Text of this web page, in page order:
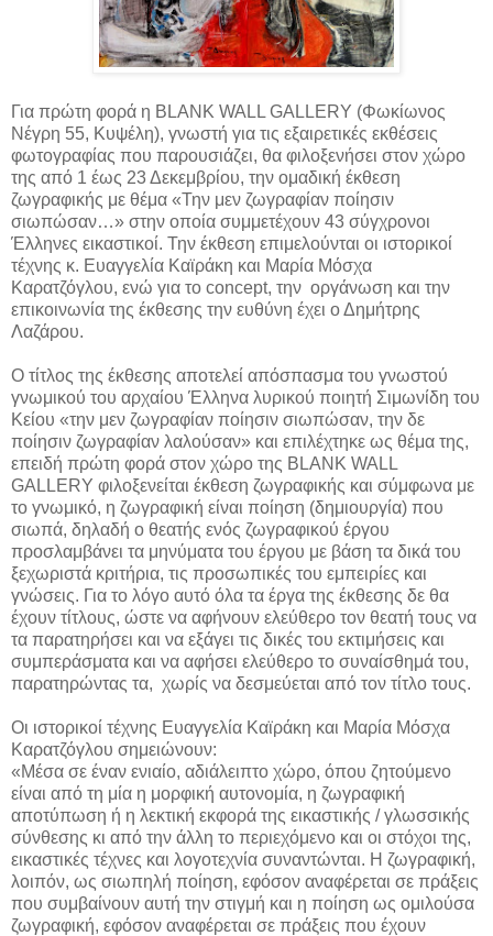
Για πρώτη φορά η BLANK WALL GALLERY (Φωκίωνος
Νέγρη 55, Κυψέλη), γνωστή για τις εξαιρετικές εκθέσεις
φωτογραφίας που παρουσιάζει, θα φιλοξενήσει στον χώρο
της από 1 έως 23 Δεκεμβρίου, την ομαδική έκθεση
ζωγραφικής με θέμα «Την μεν ζωγραφίαν ποίησιν
σιωπώσαν…» στην οποία συμμετέχουν 43 σύγχρονοι
Έλληνες εικαστικοί. Την έκθεση επιμελούνται οι ιστορικοί
τέχνης κ. Ευαγγελία Καϊράκη και Μαρία Μόσχα
Καρατζόγλου, ενώ για το concept, την οργάνωση και την
επικοινωνία της έκθεσης την ευθύνη έχει ο Δημήτρης
Λαζάρου.
Ο τίτλος της έκθεσης αποτελεί απόσπασμα του γνωστού
γνωμικού του αρχαίου Έλληνα λυρικού ποιητή Σιμωνίδη του
Κείου «την μεν ζωγραφίαν ποίησιν σιωπώσαν, την δε
ποίησιν ζωγραφίαν λαλούσαν» και επιλέχτηκε ως θέμα της,
επειδή πρώτη φορά στον χώρο της BLANK WALL
GALLERY φιλοξενείται έκθεση ζωγραφικής και σύμφωνα με
το γνωμικό, η ζωγραφική είναι ποίηση (δημιουργία) που
σιωπά, δηλαδή ο θεατής ενός ζωγραφικού έργου
προσλαμβάνει τα μηνύματα του έργου με βάση τα δικά του
ξεχωριστά κριτήρια, τις προσωπικές του εμπειρίες και
γνώσεις. Για το λόγο αυτό όλα τα έργα της έκθεσης δε θα
έχουν τίτλους, ώστε να αφήνουν ελεύθερο τον θεατή τους να
τα παρατηρήσει και να εξάγει τις δικές του εκτιμήσεις και
συμπεράσματα και να αφήσει ελεύθερο το συναίσθημά του,
παρατηρώντας τα, χωρίς να δεσμεύεται από τον τίτλο τους.
Οι ιστορικοί τέχνης Ευαγγελία Καϊράκη και Μαρία Μόσχα
Καρατζόγλου σημειώνουν:
«Μέσα σε έναν ενιαίο, αδιάλειπτο χώρο, όπου ζητούμενο
είναι από τη μία η μορφική αυτονομία, η ζωγραφική
αποτύπωση ή η λεκτική εκφορά της εικαστικής / γλωσσικής
σύνθεσης κι από την άλλη το περιεχόμενο και οι στόχοι της,
εικαστικές τέχνες και λογοτεχνία συναντώνται. Η ζωγραφική,
λοιπόν, ως σιωπηλή ποίηση, εφόσον αναφέρεται σε πράξεις
που συμβαίνουν αυτή την στιγμή και η ποίηση ως ομιλούσα
ζωγραφική, εφόσον αναφέρεται σε πράξεις που έχουν